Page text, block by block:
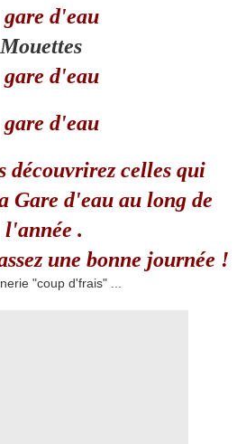
Mouettes
découvrirez celles qui
Gare d'eau au long de
l'année .
une bonne journée !